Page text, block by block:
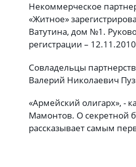
Некоммерческое
«Житное»
Ватутина, дом №1.
регистрации –
Совладельцы
Валерий Николаевич
«Армейский олигарх», -
Мамонтов. О секретной
рассказывает самым